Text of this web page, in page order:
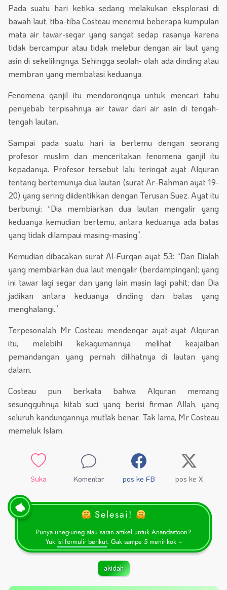
Pada suatu hari ketika sedang melakukan eksplorasi di
bawah laut, tiba-tiba Costeau menemui beberapa kumpulan
mata air tawar-segar yang sangat sedap rasanya karena
tidak bercampur atau tidak melebur dengan air laut yang
asin di sekelilingnya. Sehingga seolah- olah ada dinding atau
membran yang membatasi keduanya.
Fenomena ganjil itu mendorongnya untuk mencari tahu
penyebab terpisahnya air tawar dari air asin di tengah-
tengah lautan.
Sampai pada suatu hari ia bertemu dengan seorang
profesor muslim dan menceritakan fenomena ganjil itu
kepadanya. Profesor tersebut lalu teringat ayat Alquran
tentang bertemunya dua lautan (surat Ar-Rahman ayat 19-
20) yang sering diidentikkan dengan Terusan Suez. Ayat itu
berbunyi: “Dia membiarkan dua lautan mengalir yang
keduanya kemudian bertemu, antara keduanya ada batas
yang tidak dilampaui masing-masing”.
Kemudian dibacakan surat Al-Furqan ayat 53: “Dan Dialah
yang membiarkan dua laut mengalir (berdampingan); yang
ini tawar lagi segar dan yang lain masin lagi pahit; dan Dia
jadikan antara keduanya dinding dan batas yang
menghalangi.”
Terpesonalah Mr Costeau mendengar ayat-ayat Alquran
itu, melebihi kekagumannya melihat keajaiban
pemandangan yang pernah dilihatnya di lautan yang
dalam.
Costeau pun berkata bahwa Alquran memang
sesungguhnya kitab suci yang berisi firman Allah, yang
seluruh kandungannya mutlak benar. Tak lama, Mr Costeau
memeluk Islam.
Suka Komentar pos ke FB pos ke X
Selesai!
Punya uneg-uneg atau saran artikel untuk Anandastoon?
Yuk isi formulir berikut. Gak sampe 5 menit kok ~
akidah